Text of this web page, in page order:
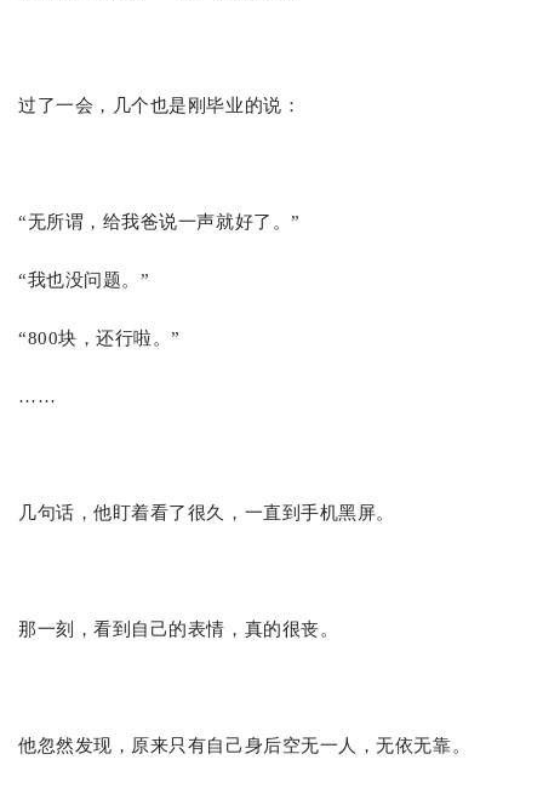
过了一会，几个也是刚毕业的说：
“无所谓，给我爸说一声就好了。”
“我也没问题。”
“800块，还行啦。”
……
几句话，他盯着看了很久，一直到手机黑屏。
那一刻，看到自己的表情，真的很丧。
他忽然发现，原来只有自己身后空无一人，无依无靠。